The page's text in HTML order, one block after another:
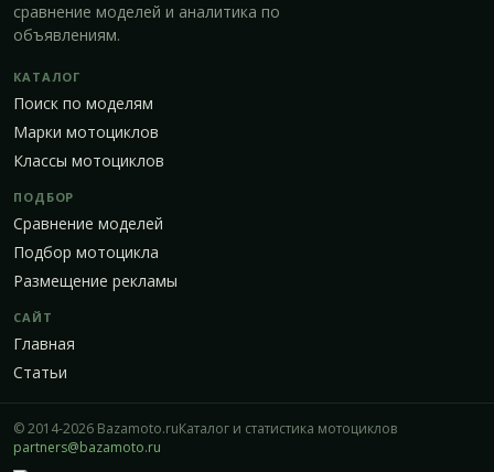
сравнение моделей и аналитика по
объявлениям.
КАТАЛОГ
Поиск по моделям
Марки мотоциклов
Классы мотоциклов
ПОДБОР
Сравнение моделей
Подбор мотоцикла
Размещение рекламы
САЙТ
Главная
Статьи
© 2014-2026 Bazamoto.ruКаталог и статистика мотоциклов
partners@bazamoto.ru